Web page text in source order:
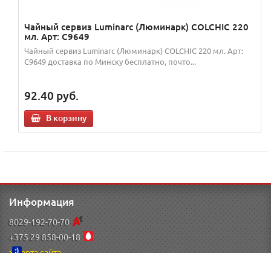
Чайный сервиз Luminarc (Люминарк) COLCHIC 220
мл. Арт: C9649
Чайный сервиз Luminarc (Люминарк) COLCHIC 220 мл. Арт:
C9649 доставка по Минску бесплатно, почто...
92.40 руб.
В корзину
Информация
8029-192-70-70
+375 29 858-00-18